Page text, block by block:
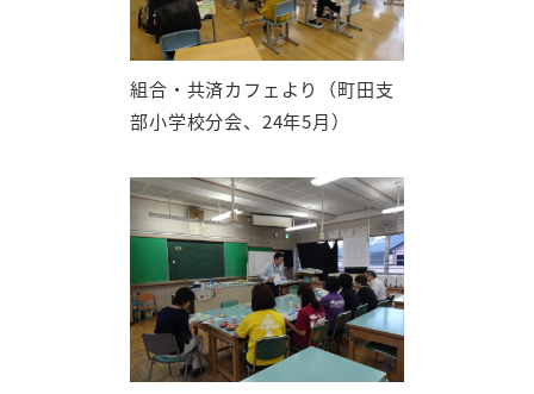
組合・共済カフェより（町田支
部小学校分会、24年5月）